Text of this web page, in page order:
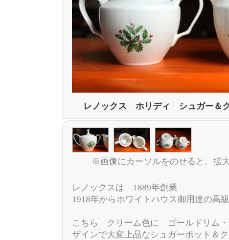
レノックス ホリディ シュガー＆
※画像にカーソルをのせると、拡
レノックスは 1889年創業
1918年からホワイトハウス御用達の高
こちら クリーム色に ゴールドリム・
ザインで大変上品なシュガーポット＆